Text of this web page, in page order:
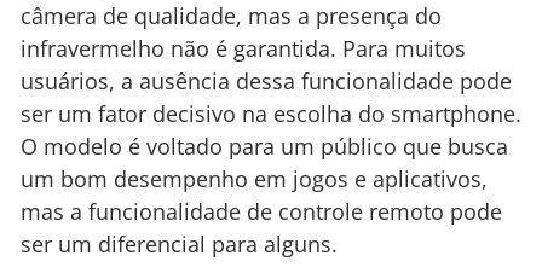
câmera de qualidade, mas a presença do
infravermelho não é garantida. Para muitos
usuários, a ausência dessa funcionalidade pode
ser um fator decisivo na escolha do smartphone.
O modelo é voltado para um público que busca
um bom desempenho em jogos e aplicativos,
mas a funcionalidade de controle remoto pode
ser um diferencial para alguns.